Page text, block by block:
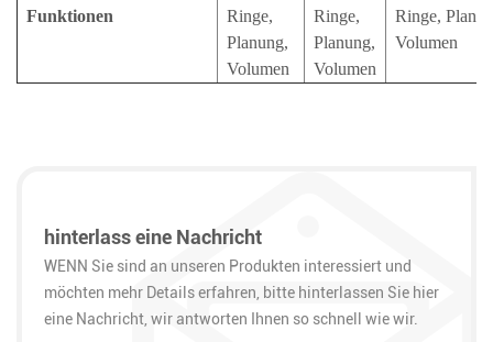
Funktionen
Ringe,
Planung,
Volumen
Ringe,
Planung,
Volumen
Ringe,
Volumen
hinterlass eine Nachricht
WENN Sie sind an unseren Produkten interessiert und
möchten mehr Details erfahren, bitte hinterlassen Sie hier
eine Nachricht, wir antworten Ihnen so schnell wie wir.